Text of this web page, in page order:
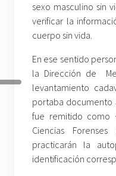
sexo masculino sin
verificar la
cuerpo sin vida.
En ese sentido
la Dirección de
levantamiento
portaba
fue remitido como
Ciencias
practicarán la
identificación